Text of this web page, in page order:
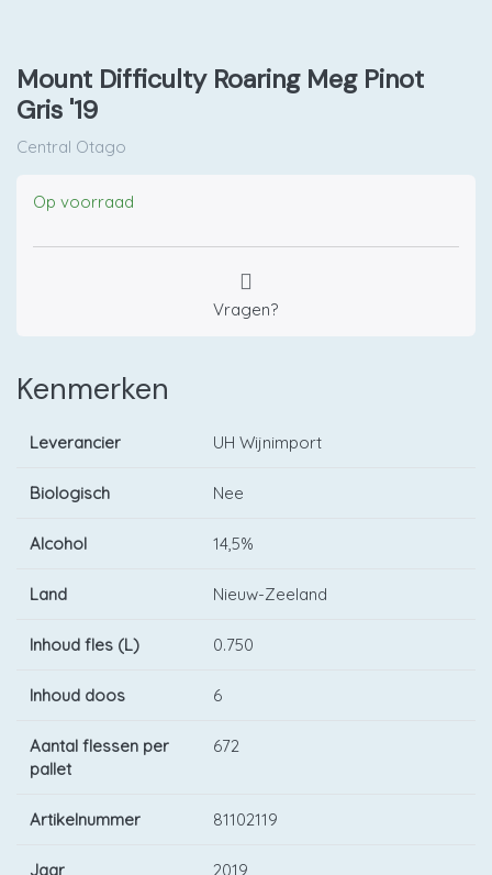
Mount Difficulty Roaring Meg Pinot
Gris '19
Central Otago
Op voorraad
Vragen?
Kenmerken
Leverancier UH Wijnimport
Biologisch Nee
Alcohol 14,5%
Land Nieuw-Zeeland
Inhoud fles (L) 0.750
Inhoud doos 6
Aantal flessen per
pallet
672
Artikelnummer 81102119
Jaar 2019